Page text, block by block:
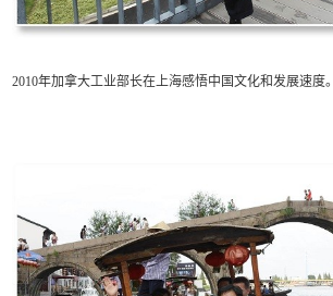
2010年加拿大工业部长在上海感悟中国文化和发展速度。